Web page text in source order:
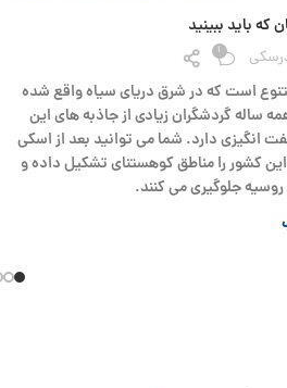
1
است که در شرق دریای سیاه واقع شده
ساله گردشگران زیادی از جاذبه های این
انگیزی دارد. شما می توانید بعد از اسکی
کشور را مناطق کوهستنای تشکیل داده و
جلوگیری می کنند.